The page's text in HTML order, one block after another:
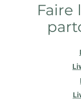
Faire